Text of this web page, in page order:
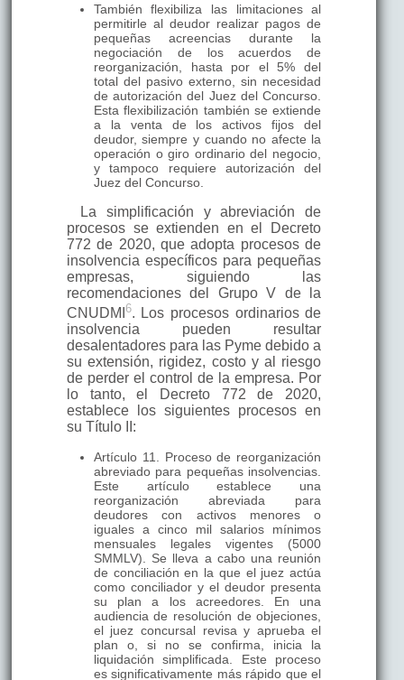
También flexibiliza las limitaciones al
permitirle al deudor realizar pagos de
pequeñas acreencias durante la
negociación de los acuerdos de
reorganización, hasta por el 5% del
total del pasivo externo, sin necesidad
de autorización del Juez del Concurso.
Esta flexibilización también se extiende
a la venta de los activos fijos del
deudor, siempre y cuando no afecte la
operación o giro ordinario del negocio,
y tampoco requiere autorización del
Juez del Concurso.
La simplificación y abreviación de
procesos se extienden en el Decreto
772 de 2020, que adopta procesos de
insolvencia específicos para pequeñas
empresas, siguiendo las
recomendaciones del Grupo V de la
CNUDMI 6. Los procesos ordinarios de
insolvencia pueden resultar
desalentadores para las Pyme debido a
su extensión, rigidez, costo y al riesgo
de perder el control de la empresa. Por
lo tanto, el Decreto 772 de 2020,
establece los siguientes procesos en
su Título II:
Artículo 11. Proceso de reorganización
abreviado para pequeñas insolvencias.
Este artículo establece una
reorganización abreviada para
deudores con activos menores o
iguales a cinco mil salarios mínimos
mensuales legales vigentes (5000
SMMLV). Se lleva a cabo una reunión
de conciliación en la que el juez actúa
como conciliador y el deudor presenta
su plan a los acreedores. En una
audiencia de resolución de objeciones,
el juez concursal revisa y aprueba el
plan o, si no se confirma, inicia la
liquidación simplificada. Este proceso
es significativamente más rápido que el